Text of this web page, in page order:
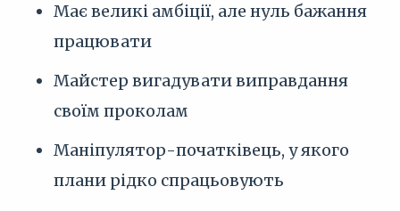
Має великі амбіції, але нуль бажання
працювати
Майстер вигадувати виправдання
своїм проколам
Маніпулятор-початківець, у якого
плани рідко спрацьовують